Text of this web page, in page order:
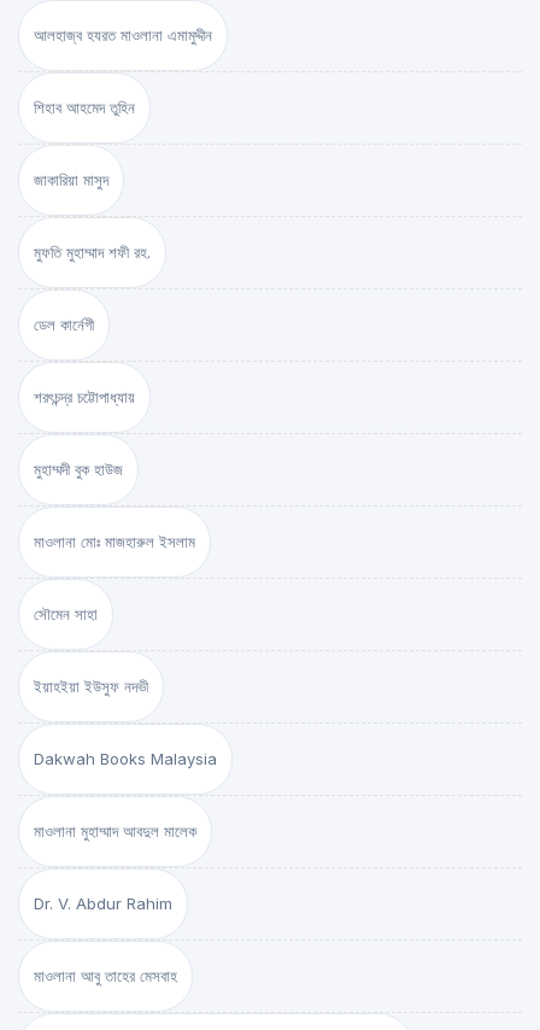
আলহাজ্ব হযরত মাওলানা এমামুদ্দীন
শিহাব আহমেদ তুহিন
জাকারিয়া মাসুদ
মুফতি মুহাম্মাদ শফী রহ.
ডেল কার্নেগী
শরৎচন্দ্র চট্টোপাধ্যায়
মুহাম্মদী বুক হাউজ
মাওলানা মোঃ মাজহারুল ইসলাম
সৌমেন সাহা
ইয়াহইয়া ইউসুফ নদভী
Dakwah Books Malaysia
মাওলানা মুহাম্মাদ আবদুল মালেক
Dr. V. Abdur Rahim
মাওলানা আবু তাহের মেসবাহ